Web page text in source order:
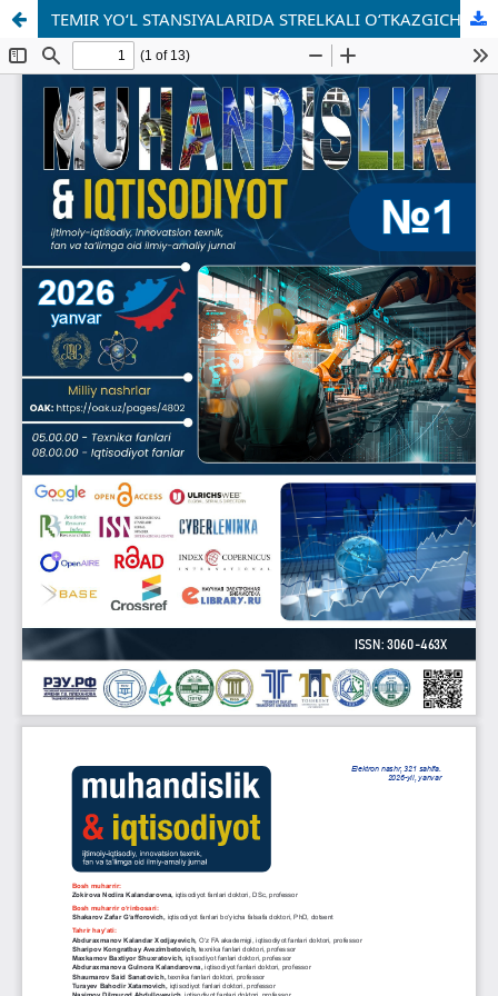
TEMIR YO‘L STANSIYALARIDA STRELKALI O‘TKAZGICH QURILMALARI BO‘YICHA YO‘L QO‘YILGAN NOSOZLIKLAR VA ULARNING TAHLILI